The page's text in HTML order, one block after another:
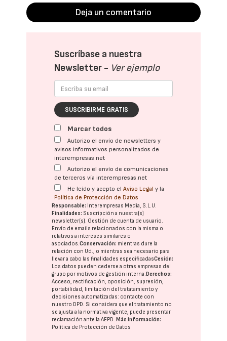
Deja un comentario
Suscríbase a nuestra
Newsletter - Ver ejemplo
SUSCRIBIRME GRATIS
Marcar todos
Autorizo el envío de newsletters y
avisos informativos personalizados de
interempresas.net
Autorizo el envío de comunicaciones
de terceros vía interempresas.net
He leído y acepto elAviso Legal y la
Política de Protección de Datos
Responsable: Interempresas Media, S.L.U.
Finalidades: Suscripción a nuestra(s)
newsletter(s). Gestión de cuenta de usuario.
Envío de emails relacionados con la misma o
relativos a intereses similares o
asociados.Conservación: mientras dure la
relación con Ud., o mientras sea necesario para
llevar a cabo las finalidades especificadasCesión:
Los datos pueden cederse a otras empresas del
grupo por motivos de gestión interna. Derechos:
Acceso, rectificación, oposición, supresión,
portabilidad, limitación del tratatamiento y
decisiones automatizadas: contacte con
nuestro DPD. Si considera que el tratamiento no
se ajusta a la normativa vigente, puede presentar
reclamación ante laAEPD. Más información:
Política de Protección de Datos